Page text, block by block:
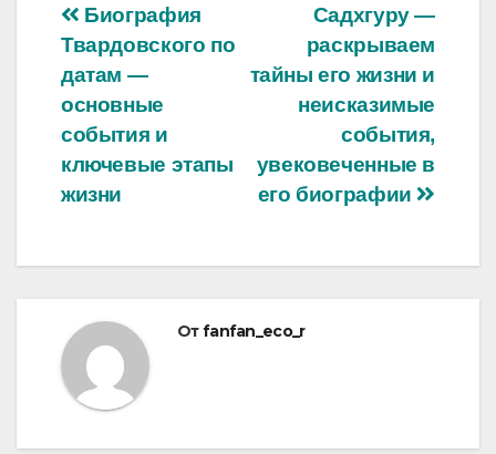
Навигация
по
записям
Садхгуру —
раскрываем
тайны его жизни и
неисказимые
события,
увековеченные в
его биографии
Биография
Твардовского по
датам —
основные
события и
ключевые этапы
жизни
Отfanfan_eco_r